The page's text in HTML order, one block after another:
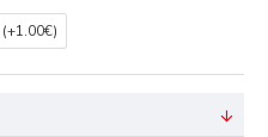
(+1.00€)